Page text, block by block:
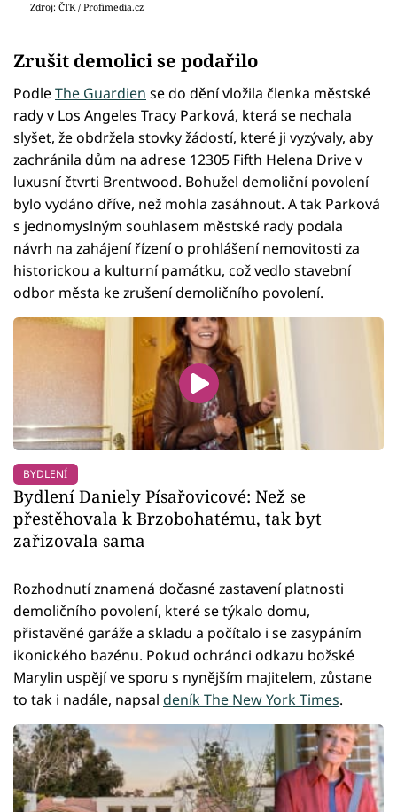
Zdroj: ČTK / Profimedia.cz
Zrušit demolici se podařilo
PodleThe Guardien se do dění vložila členka městské
rady v Los Angeles Tracy Parková, která se nechala
slyšet, že obdržela stovky žádostí, které ji vyzývaly, aby
zachránila dům na adrese 12305 Fifth Helena Drive v
luxusní čtvrti Brentwood. Bohužel demoliční povolení
bylo vydáno dříve, než mohla zasáhnout. A tak Parková
s jednomyslným souhlasem městské rady podala
návrh na zahájení řízení o prohlášení nemovitosti za
historickou a kulturní památku, což vedlo stavební
odbor města ke zrušení demoličního povolení.
BYDLENÍ
Bydlení Daniely Písařovicové: Než se
přestěhovala k Brzobohatému, tak byt
zařizovala sama
Rozhodnutí znamená dočasné zastavení platnosti
demoličního povolení, které se týkalo domu,
přistavěné garáže a skladu a počítalo i se zasypáním
ikonického bazénu. Pokud ochránci odkazu božské
Marylin uspějí ve sporu s nynějším majitelem, zůstane
to tak i nadále, napsal deník The New York Times.